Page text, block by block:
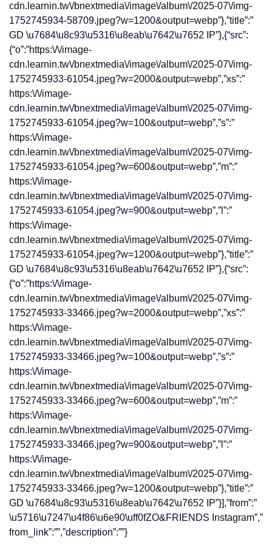
cdn.learnin.tw\/bnextmedia\/image\/album\/2025-07\/img-
1752745934-58709.jpeg?w=1200&output=webp”},”title”:”
GD \u7684\u8c93\u5316\u8eab\u7642\u7652 IP”},{“src”:
{“o”:”https:\/\/image-
cdn.learnin.tw\/bnextmedia\/image\/album\/2025-07\/img-
1752745933-61054.jpeg?w=2000&output=webp”,”xs”:”
https:\/\/image-
cdn.learnin.tw\/bnextmedia\/image\/album\/2025-07\/img-
1752745933-61054.jpeg?w=100&output=webp”,”s”:”
https:\/\/image-
cdn.learnin.tw\/bnextmedia\/image\/album\/2025-07\/img-
1752745933-61054.jpeg?w=600&output=webp”,”m”:”
https:\/\/image-
cdn.learnin.tw\/bnextmedia\/image\/album\/2025-07\/img-
1752745933-61054.jpeg?w=900&output=webp”,”l”:”
https:\/\/image-
cdn.learnin.tw\/bnextmedia\/image\/album\/2025-07\/img-
1752745933-61054.jpeg?w=1200&output=webp”},”title”:”
GD \u7684\u8c93\u5316\u8eab\u7642\u7652 IP”},{“src”:
{“o”:”https:\/\/image-
cdn.learnin.tw\/bnextmedia\/image\/album\/2025-07\/img-
1752745933-33466.jpeg?w=2000&output=webp”,”xs”:”
https:\/\/image-
cdn.learnin.tw\/bnextmedia\/image\/album\/2025-07\/img-
1752745933-33466.jpeg?w=100&output=webp”,”s”:”
https:\/\/image-
cdn.learnin.tw\/bnextmedia\/image\/album\/2025-07\/img-
1752745933-33466.jpeg?w=600&output=webp”,”m”:”
https:\/\/image-
cdn.learnin.tw\/bnextmedia\/image\/album\/2025-07\/img-
1752745933-33466.jpeg?w=900&output=webp”,”l”:”
https:\/\/image-
cdn.learnin.tw\/bnextmedia\/image\/album\/2025-07\/img-
1752745933-33466.jpeg?w=1200&output=webp”},”title”:”
GD \u7684\u8c93\u5316\u8eab\u7642\u7652 IP”}],”from”:”
\u5716\u7247\u4f86\u6e90\uff0fZO&FRIENDS Instagram”,”
from_link”:””,”description”:””}